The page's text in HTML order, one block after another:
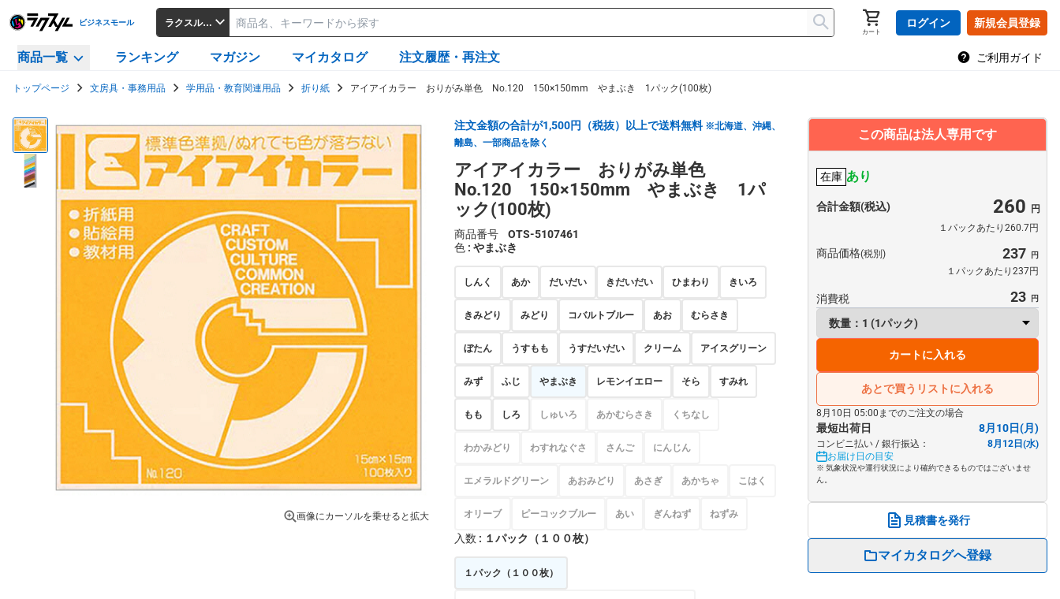
ビジネスモール ラクスルビジネスモール
カート
ログイン 新規会員登録
商品一覧 ランキング マガジン マイカタログ 注文履歴・再注文 ご利用ガイド
トップページ 文房具・事務用品 学用品・教育関連用品 折り紙 アイアイカラー おりがみ単色 No.120 150×150mm やまぶき 1パック(100枚)
画像にカーソルを乗せると拡大
注文金額の合計が1,500円（税抜）以上で送料無料 ※北海道、沖縄、
離島、一部商品を除く
アイアイカラー おりがみ単色
No.120 150×150mm やまぶき 1パ
ック(100枚)
商品番号
OTS-5107461
色 : やまぶき
しんく あか だいだい きだいだい ひまわり きいろ
きみどり みどり コバルトブルー あお むらさき
ぼたん うすもも うすだいだい クリーム アイスグリーン
みず ふじ やまぶき レモンイエロー そら すみれ
もも しろ しゅいろ あかむらさき くちなし
わかみどり わすれなぐさ さんご にんじん
エメラルドグリーン あおみどり あさぎ あかちゃ こはく
オリーブ ピーコックブルー あい ぎんねず ねずみ
入数 : １パック（１００枚）
１パック（１００枚）
この商品は法人専用です
在庫 あり
合計金額(税込) 260
１パックあたり260.7円
商品価格(税別) 237
１パックあたり237円
消費税 23
カートに入れる
あとで買うリストに入れる
8月10日 05:00までのご注文の場合
最短出荷日 8月10日(月)
コンビニ払い / 銀行振込：
8月12日(水)
お届け日の目安
※ 気象状況や運行状況により確約できるものではございませ
ん。
見積書を発行
マイカタログへ登録